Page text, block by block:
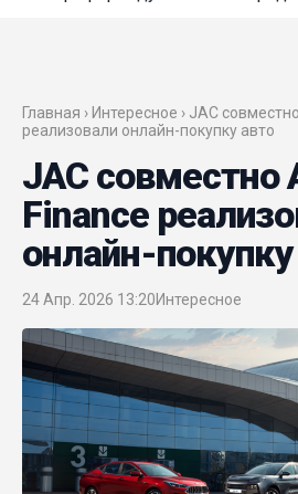
Главная › Интересное › JAC
реализовали онлайн-покупку авто
JAC совместно
Finance
онлайн-
24 Апр. 2026 13:20Интересное